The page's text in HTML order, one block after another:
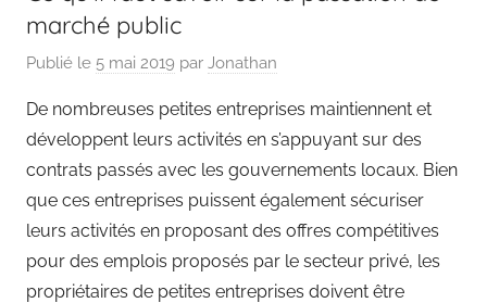
marché public
Publié le 5 mai 2019 par Jonathan
De nombreuses petites entreprises maintiennent et
développent leurs activités en s’appuyant sur des
contrats passés avec les gouvernements locaux. Bien
que ces entreprises puissent également sécuriser
leurs activités en proposant des offres compétitives
pour des emplois proposés par le secteur privé, les
propriétaires de petites entreprises doivent être